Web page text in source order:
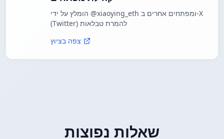
הומלץ על ידי @xiaoying_eth ומפתחים אחרים ב-X
(Twitter) להמרת טבלאות
צפה בציוץ
שאלות נפוצות